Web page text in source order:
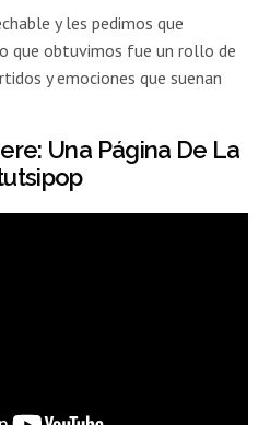
y les pedimos que
que obtuvimos fue un rollo de
y emociones que suenan
Una Página De La